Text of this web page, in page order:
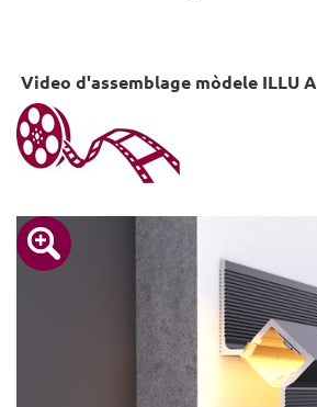
Video d'assemblage mòdele ILLU A